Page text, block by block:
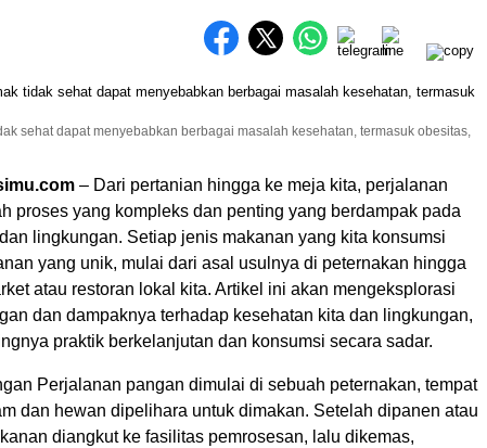
sehat dapat menyebabkan berbagai masalah kesehatan, termasuk obesitas,
– Dari pertanian hingga ke meja kita, perjalanan
proses yang kompleks dan penting yang berdampak pada
lingkungan. Setiap jenis makanan yang kita konsumsi
yang unik, mulai dari asal usulnya di peternakan hingga
atau restoran lokal kita. Artikel ini akan mengeksplorasi
dan dampaknya terhadap kesehatan kita dan lingkungan,
praktik berkelanjutan dan konsumsi secara sadar.
Perjalanan pangan dimulai di sebuah peternakan, tempat
dan hewan dipelihara untuk dimakan. Setelah dipanen atau
diangkut ke fasilitas pemrosesan, lalu dikemas,